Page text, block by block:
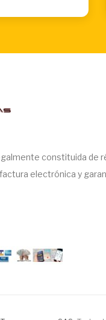
constituida de
electrónica y